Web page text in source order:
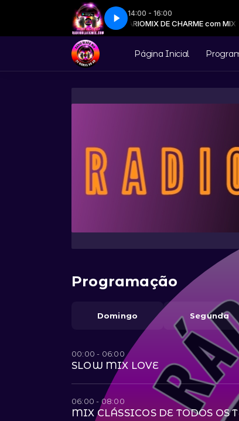
14:00 - 16:00
MIX DE CHARME com MIX DIÁRIOMIX DE CHARME com MIX
MIX_ALBERTO DJ 16-08-2025CHARME MIX_ALBERTO
Página Inicial
Programação
Domingo Segunda
00:00 - 06:00
SLOW MIX LOVE
06:00 - 08:00
MIX CLÁSSICOS DE TODOS OS